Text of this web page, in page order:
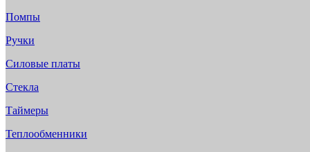
Помпы
Ручки
Силовые платы
Стекла
Таймеры
Теплообменники